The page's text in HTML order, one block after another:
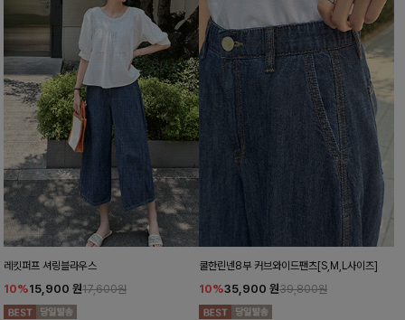
레킷퍼프 셔링블라우스
10%15,900 원17,600원
쿨한린넨8부 커브와이드팬츠[S,M,L사이즈]
10%35,900 원39,800원